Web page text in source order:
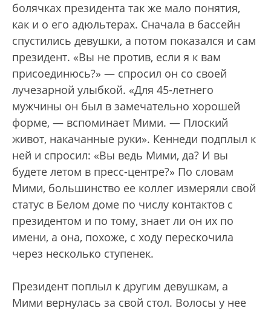
болячках президента так же мало понятия,
как и о его адюльтерах. Сначала в бассейн
спустились девушки, а потом показался и сам
президент. «Вы не против, если я к вам
присоединюсь?» — спросил он со своей
лучезарной улыбкой. «Для 45-летнего
мужчины он был в замечательно хорошей
форме, — вспоминает Мими. — Плоский
живот, накачанные руки». Кеннеди подплыл к
ней и спросил: «Вы ведь Мими, да? И вы
будете летом в пресс-центре?» По словам
Мими, большинство ее коллег измеряли свой
статус в Белом доме по числу контактов с
президентом и по тому, знает ли он их по
имени, а она, похоже, с ходу перескочила
через несколько ступенек.
Президент поплыл к другим девушкам, а
Мими вернулась за свой стол. Волосы у нее